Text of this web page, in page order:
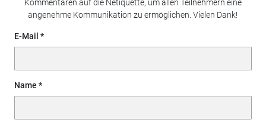
Kommentaren auf die Netiquette, um allen Teilnehmern eine
angenehme Kommunikation zu ermöglichen. Vielen Dank!
E-Mail
Name